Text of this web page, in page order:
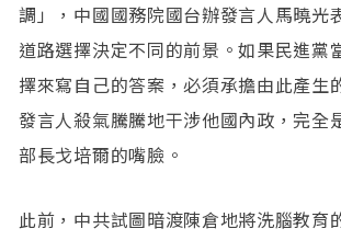
調」，中國國務院國台辦發言人馬曉光
道路選擇決定不同的前景。如果民進黨
擇來寫自己的答案，必須承擔由此產生
發言人殺氣騰騰地干涉他國內政，完全
部長戈培爾的嘴臉。
此前，中共試圖暗渡陳倉地將洗腦教育